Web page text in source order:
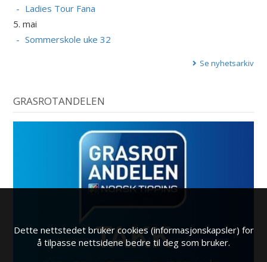
Ladies Tour Fana
5. mai
Sommerskole uke 32
Se nyhetsarkiv
GRASROTANDELEN
Dette nettstedet bruker cookies (informasjonskapsler) for
å tilpasse nettsidene bedre til deg som bruker.